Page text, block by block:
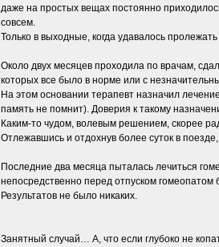
даже на простых вещах постоянно
совсем.
Только в выходные, когда удавалось
Около двух месяцев проходила по врачам,
которых все было в норме или с
На этом основании терапевт назначил
память не помнит). Доверия к такому
Каким-то чудом, волевым решением, скорее
Отлежавшись и отдохнув более суток в
Последние два месяца пыталась лечиться
непосредственно перед отпуском
Результатов не было никаких.
Занятный случай… А, что если глубоко не